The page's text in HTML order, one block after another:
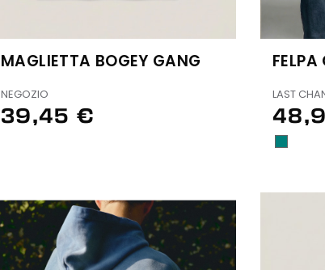
MAGLIETTA BOGEY GANG
NEGOZIO
39,45 €
LAST